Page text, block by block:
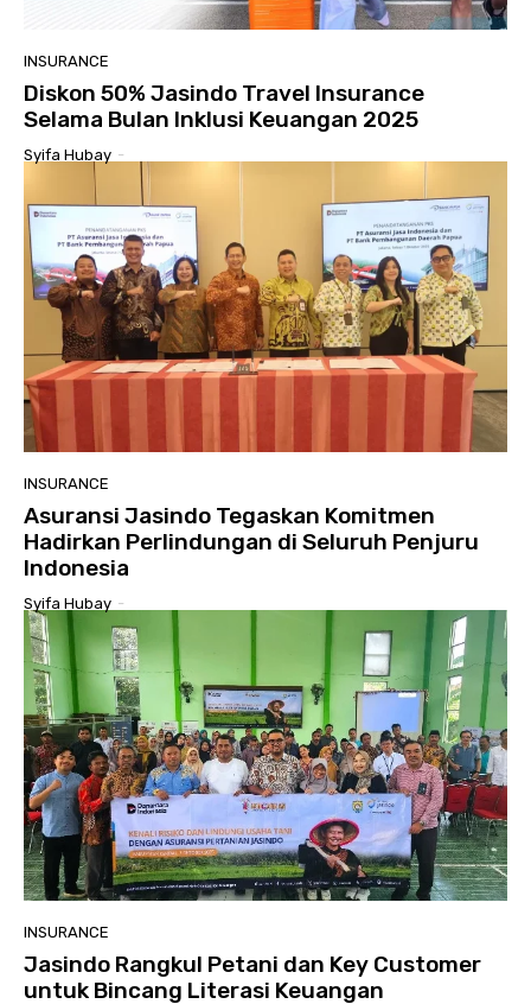
INSURANCE
Diskon 50% Jasindo Travel Insurance
Selama Bulan Inklusi Keuangan 2025
Syifa Hubay -
INSURANCE
Asuransi Jasindo Tegaskan Komitmen
Hadirkan Perlindungan di Seluruh Penjuru
Indonesia
Syifa Hubay -
INSURANCE
Jasindo Rangkul Petani dan Key Customer
untuk Bincang Literasi Keuangan